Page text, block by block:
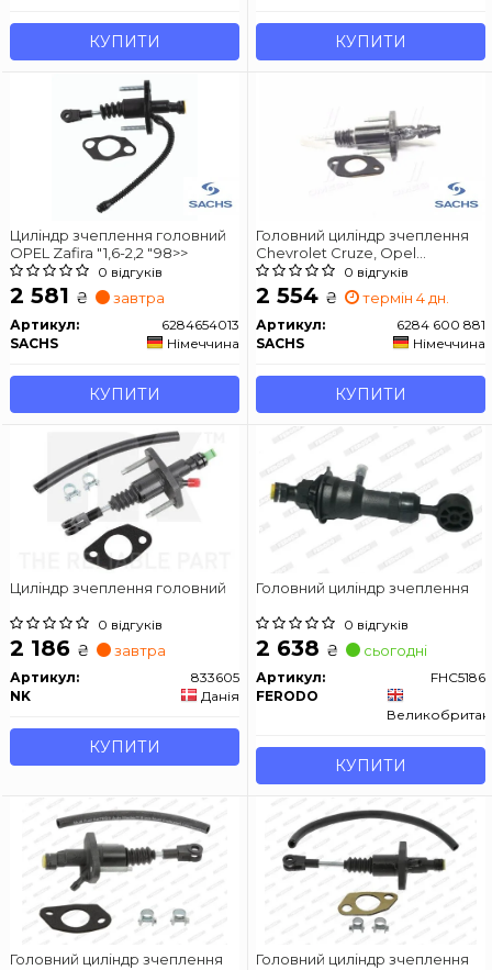
КУПИТИ КУПИТИ
Циліндр зчеплення головний
OPEL Zafira "1,6-2,2 "98>>
0 відгуків
2 581 ₴ завтра
Артикул:
6284654013
SACHS
Німеччина
КУПИТИ
Головний циліндр зчеплення
Chevrolet Cruze, Opel
Astra/Insignia 1.3-2.8 00>
0 відгуків
2 554 ₴ термін 4 дн.
Артикул:
6284 600 881
SACHS
Німеччина
КУПИТИ
Циліндр зчеплення головний
0 відгуків
2 186 ₴ завтра
Артикул:
833605
NK
Данія
КУПИТИ
Головний циліндр зчеплення
0 відгуків
2 638 ₴ сьогодні
Артикул:
FHC5186
FERODO
КУПИТИ
Головний циліндр зчеплення Головний циліндр зчеплення